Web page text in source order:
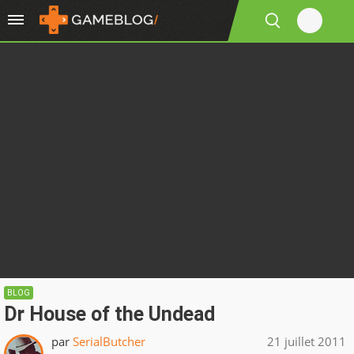
BLOG
Dr House of the Undead
par SerialButcher 21 juillet 2011